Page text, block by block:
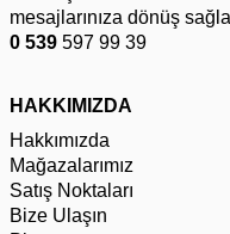
mesajlarınıza dönüş
0 539 597 99 39
HAKKIMIZDA
Hakkımızda
Mağazalarımız
Satış Noktaları
Bize Ulaşın